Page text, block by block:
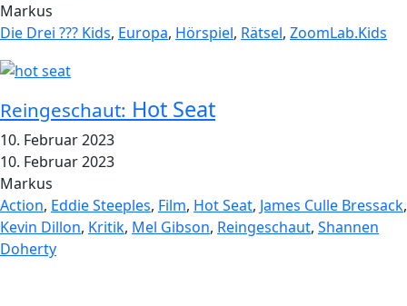
Markus
Die Drei ??? Kids, Europa, Hörspiel, Rätsel, ZoomLab.Kids
Reingeschaut: Hot Seat
10. Februar 2023
10. Februar 2023
Markus
Action, Eddie Steeples, Film, Hot Seat, James Culle Bressack,
Kevin Dillon, Kritik, Mel Gibson, Reingeschaut, Shannen
Doherty